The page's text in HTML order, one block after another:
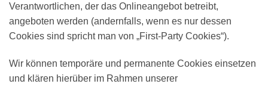
Verantwortlichen, der das Onlineangebot betreibt,
angeboten werden (andernfalls, wenn es nur dessen
Cookies sind spricht man von „First-Party Cookies“).
Wir können temporäre und permanente Cookies einsetzen
und klären hierüber im Rahmen unserer